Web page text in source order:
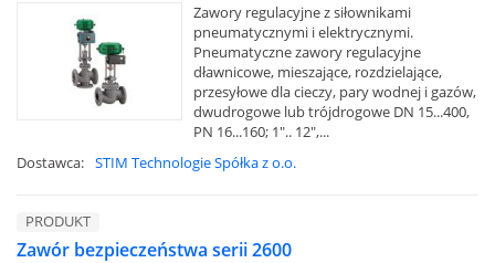
Zawory regulacyjne z siłownikami
pneumatycznymi i elektrycznymi.
Pneumatyczne zawory regulacyjne
dławnicowe, mieszające, rozdzielające,
przesyłowe dla cieczy, pary wodnej i gazów,
dwudrogowe lub trójdrogowe DN 15...400,
PN 16...160; 1".. 12",...
Dostawca: STIM Technologie Spółka z o.o.
PRODUKT
Zawór bezpieczeństwa serii 2600